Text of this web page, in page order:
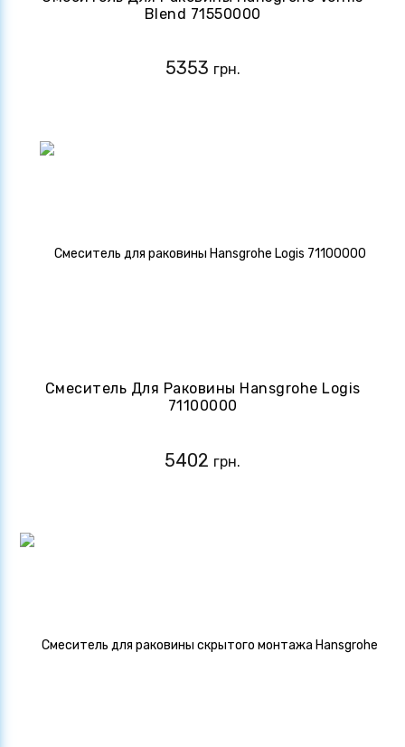
Blend 71550000
5353 грн.
Смеситель Для Раковины Hansgrohe Logis
71100000
5402 грн.